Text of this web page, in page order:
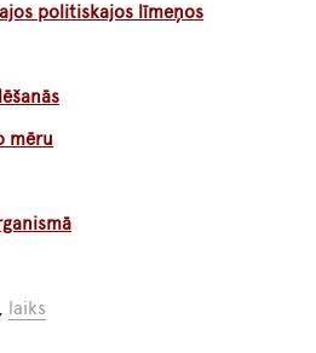
politiskajos līmeņos
mēru
, laiks